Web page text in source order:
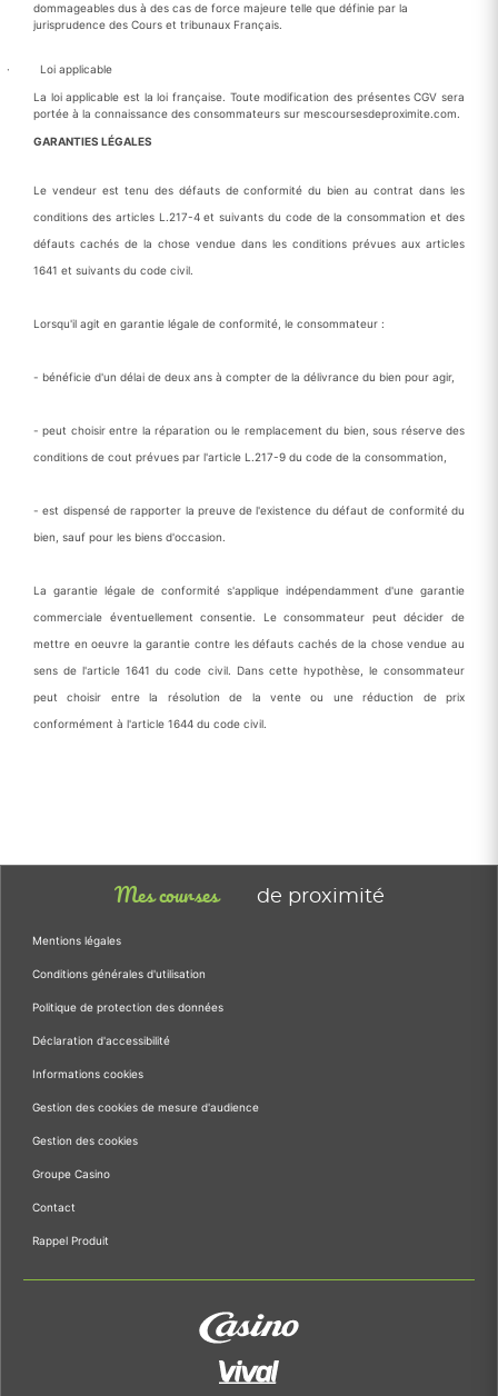
dommageables dus à des cas de force majeure telle que définie par la
jurisprudence des Cours et tribunaux Français.
· Loi applicable
La loi applicable est la loi française. Toute modification des présentes CGV sera
portée à la connaissance des consommateurs sur mescoursesdeproximite.com.
GARANTIES LÉGALES
Le vendeur est tenu des défauts de conformité du bien au contrat dans les
conditions des articles L.217-4 et suivants du code de la consommation et des
défauts cachés de la chose vendue dans les conditions prévues aux articles
1641 et suivants du code civil.
Lorsqu'il agit en garantie légale de conformité, le consommateur :
- bénéficie d'un délai de deux ans à compter de la délivrance du bien pour agir,
- peut choisir entre la réparation ou le remplacement du bien, sous réserve des
conditions de cout prévues par l'article L.217-9 du code de la consommation,
- est dispensé de rapporter la preuve de l'existence du défaut de conformité du
bien, sauf pour les biens d'occasion.
La garantie légale de conformité s'applique indépendamment d'une garantie
commerciale éventuellement consentie. Le consommateur peut décider de
mettre en oeuvre la garantie contre les défauts cachés de la chose vendue au
sens de l'article 1641 du code civil. Dans cette hypothèse, le consommateur
peut choisir entre la résolution de la vente ou une réduction de prix
conformément à l'article 1644 du code civil.
Mes courses de proximité
Mentions légales
Conditions générales d'utilisation
Politique de protection des données
Déclaration d'accessibilité
Informations cookies
Gestion des cookies de mesure d'audience
Gestion des cookies
Groupe Casino
Contact
Rappel Produit